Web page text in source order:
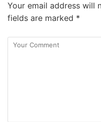
Your email address will
fields are marked *